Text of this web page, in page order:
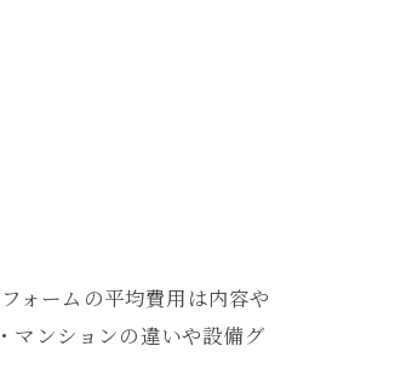
ォームの平均費用は内容や
マンションの違いや設備グ